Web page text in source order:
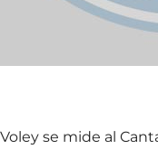
se mide al